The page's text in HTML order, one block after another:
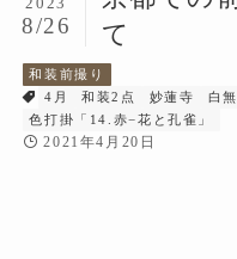
て
8/26
和装前撮り
4月
和装2点 妙蓮寺 白
色打掛「14.赤−花と孔雀」
2021年4月20日